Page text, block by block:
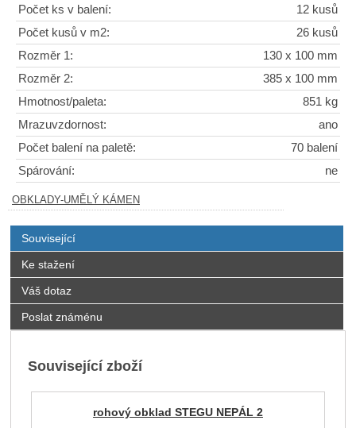
Počet ks v balení:
12 kusů
Počet kusů v m2:
26 kusů
Rozměr 1:
130 x 100 mm
Rozměr 2:
385 x 100 mm
Hmotnost/paleta:
851 kg
Mrazuvzdornost:
ano
Počet balení na paletě:
70 balení
Spárování:
ne
OBKLADY-UMĚLÝ KÁMEN
Související
Ke stažení
Váš dotaz
Poslat známénu
Související zboží
rohový obklad STEGU NEPÁL 2